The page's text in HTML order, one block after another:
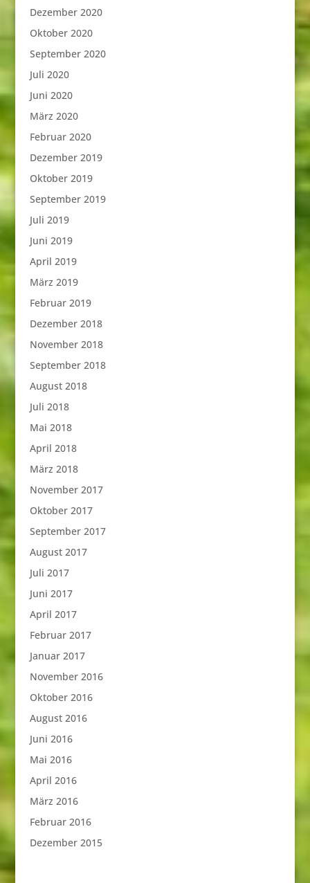
Dezember 2020
Oktober 2020
September 2020
Juli 2020
Juni 2020
März 2020
Februar 2020
Dezember 2019
Oktober 2019
September 2019
Juli 2019
Juni 2019
April 2019
März 2019
Februar 2019
Dezember 2018
November 2018
September 2018
August 2018
Juli 2018
Mai 2018
April 2018
März 2018
November 2017
Oktober 2017
September 2017
August 2017
Juli 2017
Juni 2017
April 2017
Februar 2017
Januar 2017
November 2016
Oktober 2016
August 2016
Juni 2016
Mai 2016
April 2016
März 2016
Februar 2016
Dezember 2015